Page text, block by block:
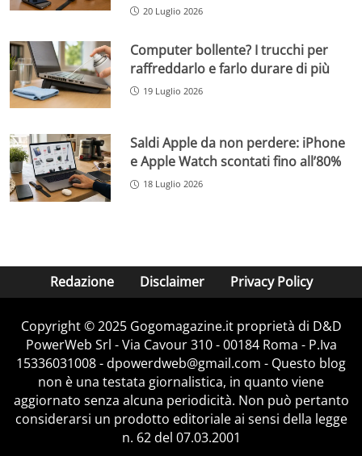
20 Luglio 2026
Computer bollente? I trucchi per
raffreddarlo e farlo durare di più
19 Luglio 2026
Saldi Apple da non perdere: iPhone
e Apple Watch scontati fino all’80%
18 Luglio 2026
Redazione Disclaimer Privacy Policy
Copyright © 2025 Gogomagazine.it proprietà di D&D
PowerWeb Srl - Via Cavour 310 - 00184 Roma - P.Iva
15336031008 - dpowerdweb@gmail.com - Questo blog
non è una testata giornalistica, in quanto viene
aggiornato senza alcuna periodicità. Non può pertanto
considerarsi un prodotto editoriale ai sensi della legge
n. 62 del 07.03.2001